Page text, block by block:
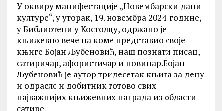
У оквиру манифестације „Новембарски дани
културе“, у уторак, 19. новембра 2024. године,
у Библиотеци у Костолцу, одржано је
књижевно вече на коме представио своје
књиге Бојан Љубеновић, наш познати писац,
сатиричар, афористичар и новинар.Бојан
Љубеновић је аутор тридесетак књига за децу
и одрасле и добитник готово свих
најважнијих књижевних награда из области
сатире.